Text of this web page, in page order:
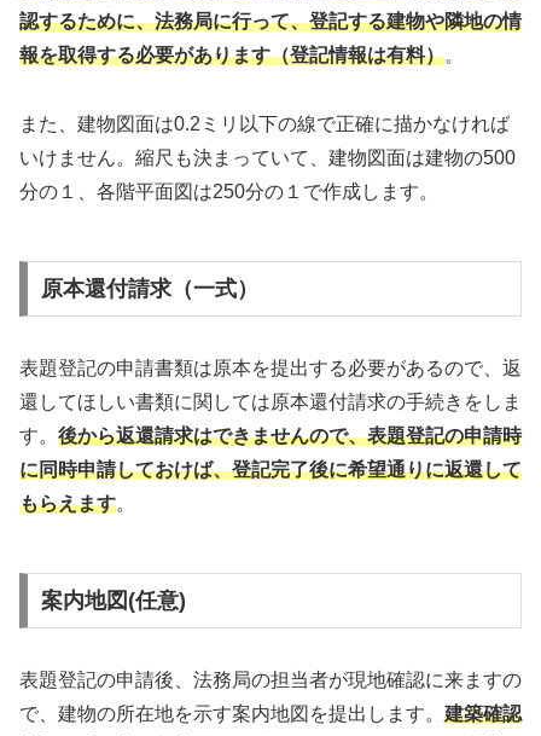
認するために、法務局に行って、登記する建物や隣地の情
報を取得する必要があります（登記情報は有料）。
また、建物図面は0.2ミリ以下の線で正確に描かなければ
いけません。縮尺も決まっていて、建物図面は建物の500
分の１、各階平面図は250分の１で作成します。
原本還付請求（一式）
表題登記の申請書類は原本を提出する必要があるので、返
還してほしい書類に関しては原本還付請求の手続きをしま
す。 後から返還請求はできませんので、表題登記の申請時
に同時申請しておけば、登記完了後に希望通りに返還して
もらえます。
案内地図(任意)
表題登記の申請後、法務局の担当者が現地確認に来ますの
で、建物の所在地を示す案内地図を提出します。 建築確認